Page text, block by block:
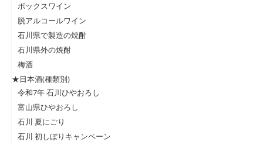
ボックスワイン
脱アルコールワイン
石川県で製造の焼酎
石川県外の焼酎
梅酒
★日本酒(種類別)
令和7年 石川ひやおろし
富山県ひやおろし
石川 夏にごり
石川 初しぼりキャンペーン